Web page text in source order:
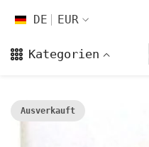
DE
FR
EUR
Kategorien
Ausverkauft